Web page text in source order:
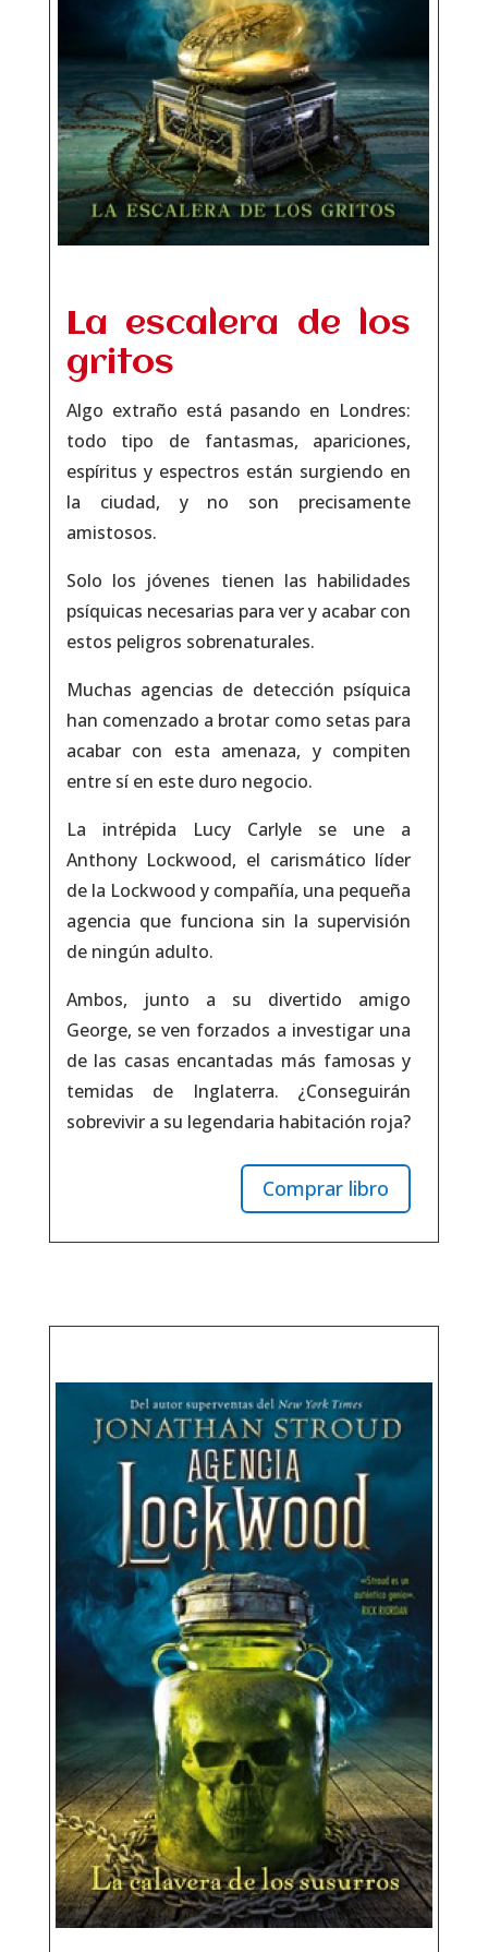
La escalera de los
gritos
Algo extraño está pasando en Londres:
todo tipo de fantasmas, apariciones,
espíritus y espectros están surgiendo en
la ciudad, y no son precisamente
amistosos.
Solo los jóvenes tienen las habilidades
psíquicas necesarias para ver y acabar con
estos peligros sobrenaturales.
Muchas agencias de detección psíquica
han comenzado a brotar como setas para
acabar con esta amenaza, y compiten
entre sí en este duro negocio.
La intrépida Lucy Carlyle se une a
Anthony Lockwood, el carismático líder
de la Lockwood y compañía, una pequeña
agencia que funciona sin la supervisión
de ningún adulto.
Ambos, junto a su divertido amigo
George, se ven forzados a investigar una
de las casas encantadas más famosas y
temidas de Inglaterra. ¿Conseguirán
sobrevivir a su legendaria habitación roja?
Comprar libro